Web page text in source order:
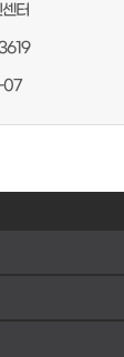
터
07